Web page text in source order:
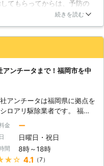
が進んでからのことが多いよ
。しかし、私達のように長年シ
っかり把握することが、シロ
の上でかなり重要なことで
】 実はシロアリというの
の中ではごくありふれた昆虫
す。駆除を行っても、駆除剤
切れる頃に再び侵入を試みる
りますので、数年おきにシロ
調査を行なうのがおすすめで
てもらってからは、予防の
ですが、今回は少しお願い
すね。色々お話ししてもら
続きを読む
ンチータまで！福岡市を中
アンチータは福岡県に拠点を
ロアリ駆除業者です。 福岡
心に筑紫野市、春日市、大野城
州北部のエリアに対応してお
1981年の設立以来、多くの
ご利用いただく老舗の駆除業
お客様のご依頼をお待ちして
金 ー
日曜日・祝日
間 8時～18時
4.1 （7）